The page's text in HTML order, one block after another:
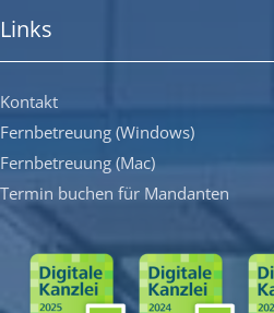
Links
Kontakt
Fernbetreuung (Windows)
Fernbetreuung (Mac)
Termin buchen für Mandanten